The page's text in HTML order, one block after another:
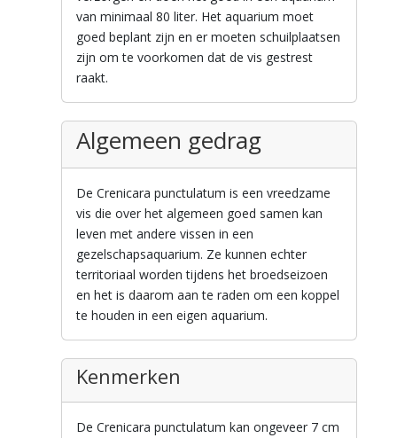
van minimaal 80 liter. Het aquarium moet
goed beplant zijn en er moeten schuilplaatsen
zijn om te voorkomen dat de vis gestrest
raakt.
Algemeen gedrag
De Crenicara punctulatum is een vreedzame
vis die over het algemeen goed samen kan
leven met andere vissen in een
gezelschapsaquarium. Ze kunnen echter
territoriaal worden tijdens het broedseizoen
en het is daarom aan te raden om een koppel
te houden in een eigen aquarium.
Kenmerken
De Crenicara punctulatum kan ongeveer 7 cm